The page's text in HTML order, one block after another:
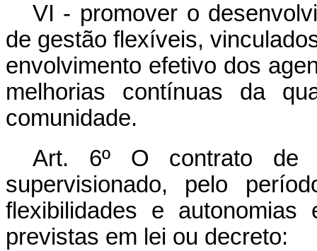
VI - promover o
de gestão flexíveis,
envolvimento efetivo dos
melhorias contínuas da
comunidade.
Art. 6º O contrato de
supervisionado, pelo
flexibilidades e
previstas em lei ou decreto: